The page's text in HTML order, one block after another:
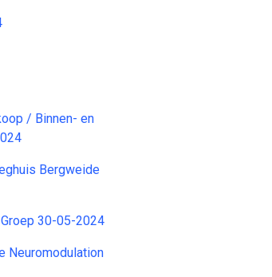
/ Binnen- en
Bergweide
30-05-2024
Neuromodulation